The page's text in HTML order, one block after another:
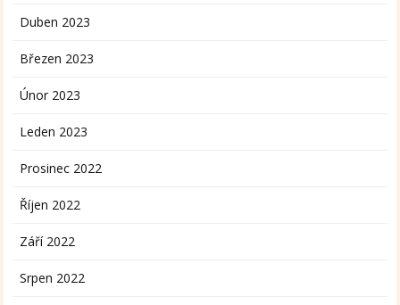
Duben 2023
Březen 2023
Únor 2023
Leden 2023
Prosinec 2022
Říjen 2022
Září 2022
Srpen 2022